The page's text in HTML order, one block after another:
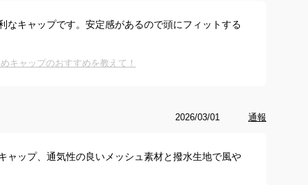
なキャップです。安定感があるので頭にフィットする
キャップのおすすめを教えて！
2026/03/01 通報
ャップ、通気性の良いメッシュ素材と撥水生地で風や